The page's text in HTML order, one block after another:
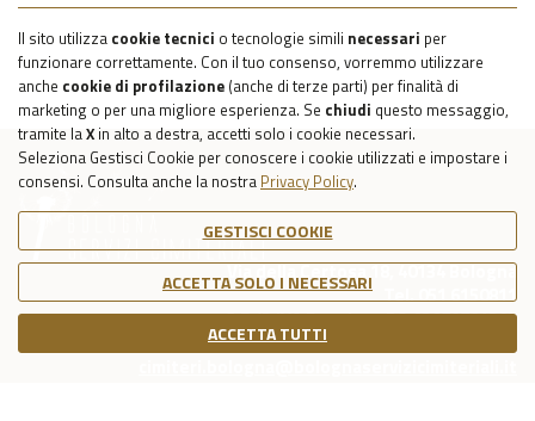
Il sito utilizza cookie tecnici o tecnologie simili necessari per
funzionare correttamente. Con il tuo consenso, vorremmo utilizzare
anche cookie di profilazione (anche di terze parti) per finalità di
marketing o per una migliore esperienza. Se chiudi questo messaggio,
tramite laX in alto a destra, accetti solo i cookie necessari.
Seleziona Gestisci Cookie per conoscere i cookie utilizzati e impostare i
consensi. Consulta anche la nostra Privacy Policy.
GESTISCI COOKIE
ACCETTA SOLO I NECESSARI
ACCETTA TUTTI
Via della Certosa 18, 40134 Bologna
Tel. 051 6150811
C.F./P.IVA Reg. Imp. BO 03079781203
Capitale Sociale Int. Vers. €39.215,69